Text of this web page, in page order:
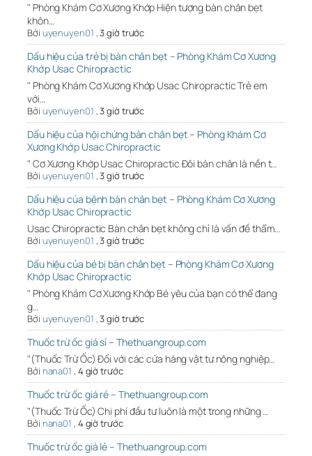
" Phòng Khám Cơ Xương Khớp Hiện tượng bàn chân bẹt
khôn…
Bởi uyenuyen01 ,3 giờ trước
Dấu hiệu của trẻ bị bàn chân bẹt – Phòng Khám Cơ Xương
Khớp Usac Chiropractic
" Phòng Khám Cơ Xương Khớp Usac Chiropractic Trẻ em
với…
Bởi uyenuyen01 ,3 giờ trước
Dấu hiệu của hội chứng bàn chân bẹt – Phòng Khám Cơ
Xương Khớp Usac Chiropractic
" Cơ Xương Khớp Usac Chiropractic Đôi bàn chân là nền t…
Bởi uyenuyen01 ,3 giờ trước
Dấu hiệu của bệnh bàn chân bẹt – Phòng Khám Cơ Xương
Khớp Usac Chiropractic
Usac Chiropractic Bàn chân bẹt không chỉ là vấn đề thẩm…
Bởi uyenuyen01 ,3 giờ trước
Dấu hiệu của bé bị bàn chân bẹt – Phòng Khám Cơ Xương
Khớp Usac Chiropractic
" Phòng Khám Cơ Xương Khớp Bé yêu của bạn có thể đang
g…
Bởi uyenuyen01 ,3 giờ trước
Thuốc trừ ốc giá sỉ – Thethuangroup.com
"(Thuốc Trừ Ốc) Đối với các cửa hàng vật tư nông nghiệp…
Bởi nana01 , 4 giờ trước
Thuốc trừ ốc giá rẻ – Thethuangroup.com
"(Thuốc Trừ Ốc) Chi phí đầu tư luôn là một trong những …
Bởi nana01 , 4 giờ trước
Thuốc trừ ốc giá lẻ – Thethuangroup.com